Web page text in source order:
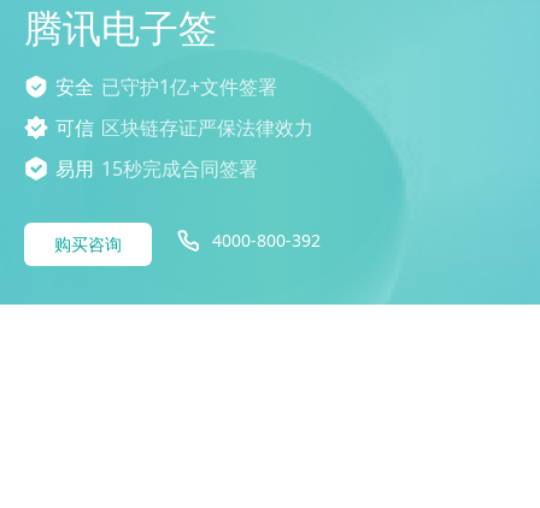
腾讯电子签
安全 已守护1亿+文件签署
可信 区块链存证严保法律效力
易用 15秒完成合同签署
购买咨询 4000-800-392